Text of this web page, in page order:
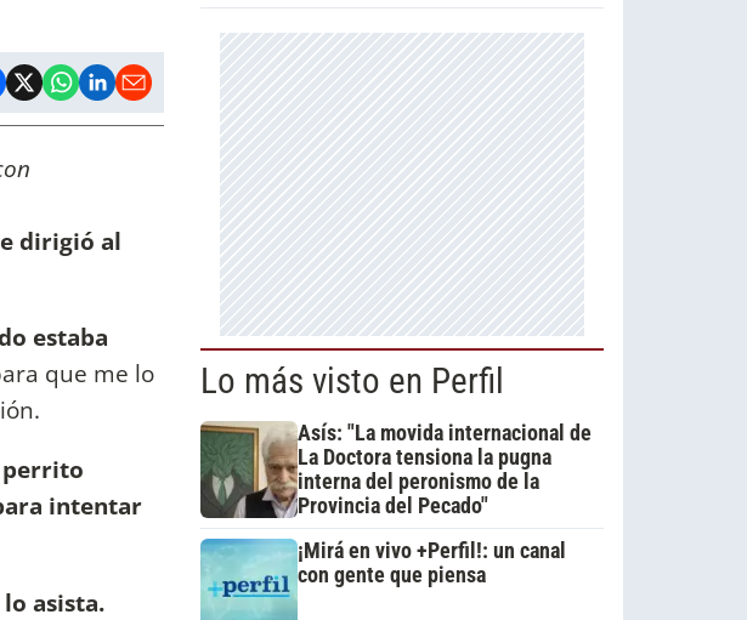
dirigió al
estaba
que me lo
perrito
intentar
asista.
Lo más visto en Perfil
Asís: "La movida internacional de
La Doctora tensiona la pugna
interna del peronismo de la
Provincia del Pecado"
¡Mirá en vivo +Perfil!: un canal
con gente que piensa